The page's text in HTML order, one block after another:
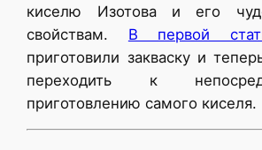
киселю Изотова и его
свойствам. В первой
приготовили закваску и
переходить к
приготовлению самого киселя.